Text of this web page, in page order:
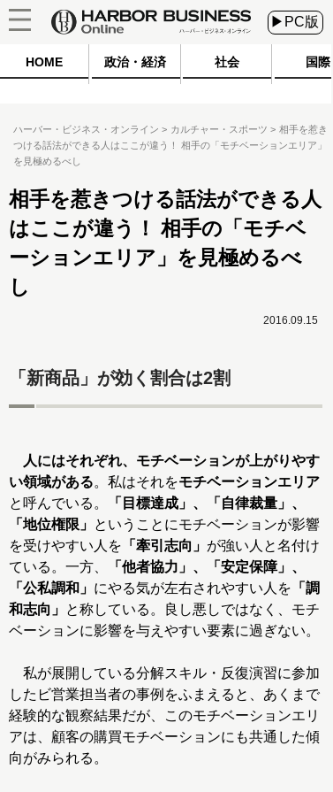
▶PC版
HOME 政治・経済 社会 国際
ハーバー・ビジネス・オンライン カルチャー・スポーツ
相手を惹き
つける話法ができる人はここが違う！ 相手の「モチベーションエリア」
を見極めるべし
相手を惹きつける話法ができる人
はここが違う！ 相手の「モチベ
ーションエリア」を見極めるべ
し
2016.09.15
「新商品」が効く割合は2割
人にはそれぞれ、モチベーションが上がりやす
い領域がある。私はそれをモチベーションエリア
と呼んでいる。
「目標達成」、「自律裁量」、
「地位権限」 ということにモチベーションが影響
を受けやすい人を 「牽引志向」 が強い人と名付け
ている。一方、
「他者協力」、「安定保障」、
「公私調和」 にやる気が左右されやすい人を 「調
和志向」 と称している。良し悪しではなく、モチ
ベーションに影響を与えやすい要素に過ぎない。
私が展開している分解スキル・反復演習に参加
したビ営業担当者の事例をふまえると、あくまで
経験的な観察結果だが、このモチベーションエリ
アは、顧客の購買モチベーションにも共通した傾
向がみられる。